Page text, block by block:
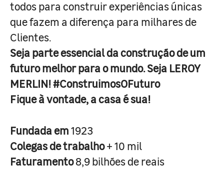
todos para construir experiências únicas
que fazem a diferença para milhares de
Clientes.
Seja parte essencial da construção de um
futuro melhor para o mundo. Seja LEROY
MERLIN! #ConstruimosOFuturo
Fique à vontade, a casa é sua!
Fundada em1923
Colegas de trabalho+ 10 mil
Faturamento8,9 bilhões de reais